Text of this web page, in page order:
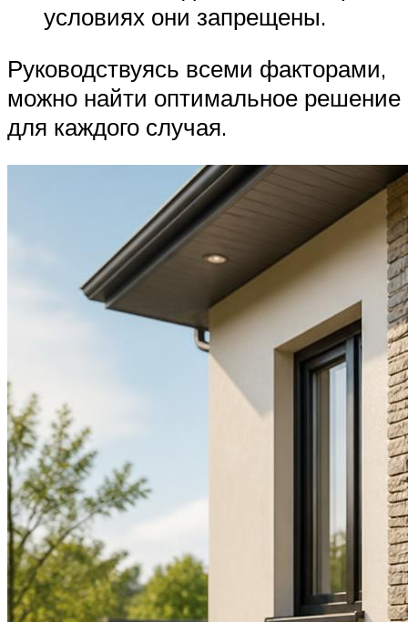
условиях они запрещены.
Руководствуясь всеми факторами,
можно найти оптимальное решение
для каждого случая.